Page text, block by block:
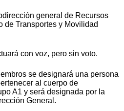
general de Recursos
de Transportes y Movilidad
con voz, pero sin voto.
se designará una persona
al cuerpo de
A1 y será designada por la
General.